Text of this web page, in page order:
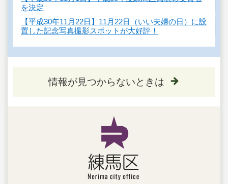
を決定
【平成30年11月22日】11月22日（いい夫婦の日）に設
置した記念写真撮影スポットが大好評！
情報が見つからないときは